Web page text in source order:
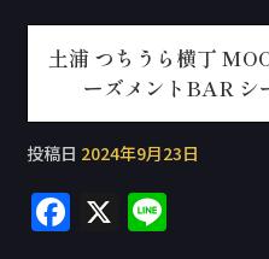
土浦 つちうら横丁
ーズメントBAR シ
投稿日 2024年9月23日
F X